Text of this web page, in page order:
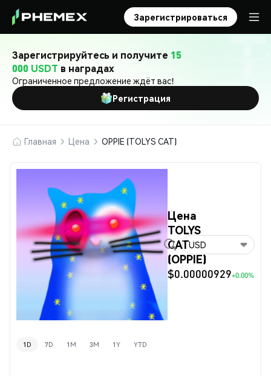
Зарегистрироваться
Зарегистрируйтесь и получите 15
000 USDT в наградах
Ограниченное предложение ждёт вас!
Регистрация
Главная Цена OPPIE (TOLYS CAT)
Цена
TOLYS
CAT
(OPPIE)
$0.00000929+0.00%
USD
1D 7D 1M 3M 1Y YTD